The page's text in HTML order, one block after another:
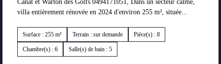
Canat et Warton des Golfs 0494171051, Dans un secteur calme,
villa entièrement rénovée en 2024 d'environ 255 m², située...
Surface : 255 m² Terrain : sur demande Pièce(s) : 8
Chambre(s) : 6 Salle(s) de bain : 5